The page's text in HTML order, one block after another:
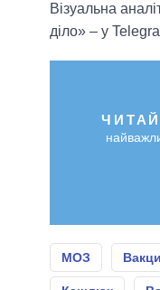
Візуальна
діло» – у
МОЗ